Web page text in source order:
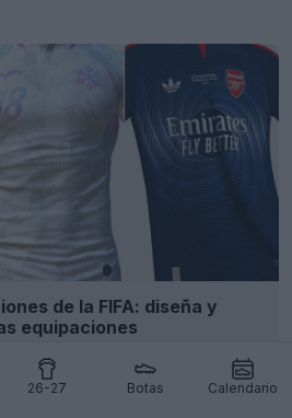
26-27 Botas Calendario
de la FIFA: diseña y
equipaciones